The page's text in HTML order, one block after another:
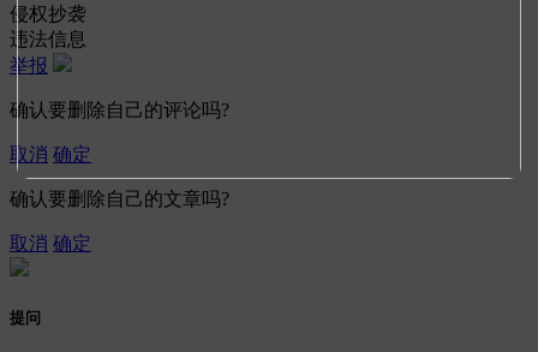
侵权抄袭
违法信息
举报
确认要删除自己的评论吗?
取消 确定
确认要删除自己的文章吗?
取消 确定
提问